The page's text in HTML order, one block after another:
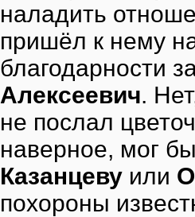
наладить
пришёл к нему
благодарности
Алексеевич.
не послал
наверное, мог
Казанцеву или
похороны